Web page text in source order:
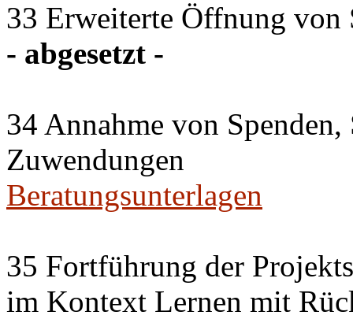
33 Erweiterte Öffnung von
- abgesetzt -
34 Annahme von
Zuwendungen
Beratungsunterlagen
35 Fortführung der
im Kontext Lernen mit